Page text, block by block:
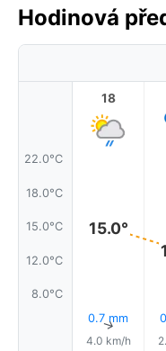
Hodinová
22.0°C
18.0°C
15.0°C
12.0°C
8.0°C
18
15.0°
0.7 mm
↑
4.0 km/h